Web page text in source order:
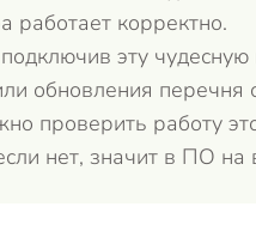
работает корректно.
эту чудесную
обновления
проверить работу
нет, значит в ПО